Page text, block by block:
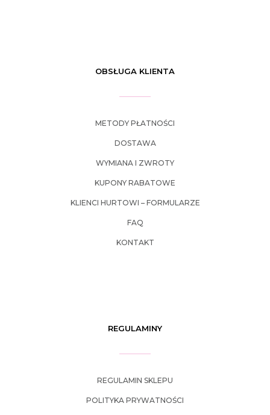
OBSŁUGA KLIENTA
METODY PŁATNOŚCI
DOSTAWA
WYMIANA I ZWROTY
KUPONY RABATOWE
KLIENCI HURTOWI – FORMULARZE
FAQ
KONTAKT
REGULAMINY
REGULAMIN SKLEPU
POLITYKA PRYWATNOŚCI